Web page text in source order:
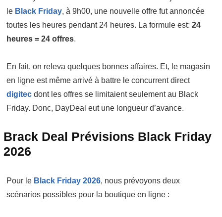
le Black Friday, à 9h00, une nouvelle offre fut annoncée
toutes les heures pendant 24 heures. La formule est: 24
heures = 24 offres.
En fait, on releva quelques bonnes affaires. Et, le magasin
en ligne est même arrivé à battre le concurrent direct
digitec dont les offres se limitaient seulement au Black
Friday. Donc, DayDeal eut une longueur d’avance.
Brack Deal Prévisions Black Friday
2026
Pour le Black Friday 2026, nous prévoyons deux
scénarios possibles pour la boutique en ligne :